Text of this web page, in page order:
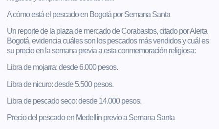
A cómo está el pescado en Bogotá por Semana Santa
Un reporte de la plaza de mercado de Corabastos, citado por Alerta
Bogotá, evidencia cuáles son los pescados más vendidos y cuál es
su precio en la semana previa a esta conmemoración religiosa:
Libra de mojarra: desde 6.000 pesos.
Libra de nicuro: desde 5.500 pesos.
Libra de pescado seco: desde 14.000 pesos.
Precio del pescado en Medellín previo a Semana Santa